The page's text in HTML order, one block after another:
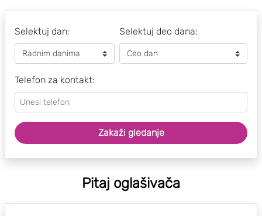
Selektuj dan: Selektuj deo dana:
Telefon za kontakt:
Zakaži gledanje
Pitaj oglašivača